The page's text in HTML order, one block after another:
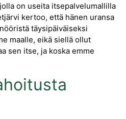
on useita itsepalvelumallilla
kertoo, että hänen uransa
täysipäiväiseksi
maalle, eikä siellä ollut
sen itse, ja koska emme